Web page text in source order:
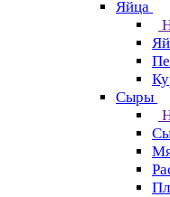
Яйца
Сыры